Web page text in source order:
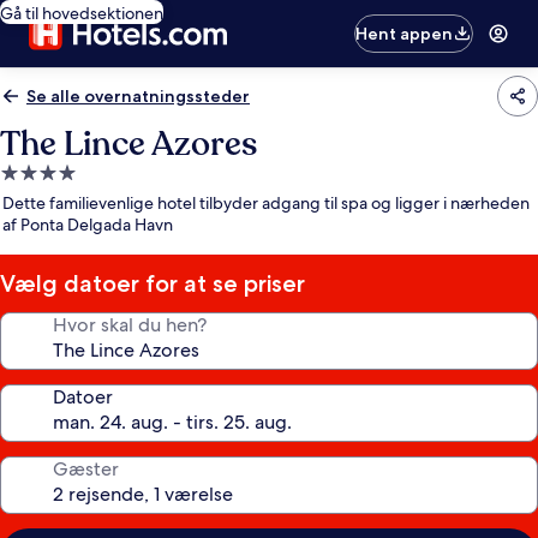
Gå til hovedsektionen
Hent appen
Se alle overnatningssteder
The Lince Azores
4.0-
stjernet
overnatningssted
Dette familievenlige hotel tilbyder adgang til spa og ligger i nærheden
af Ponta Delgada Havn
Vælg datoer for at se priser
Hvor skal du hen?
Datoer
Gæster